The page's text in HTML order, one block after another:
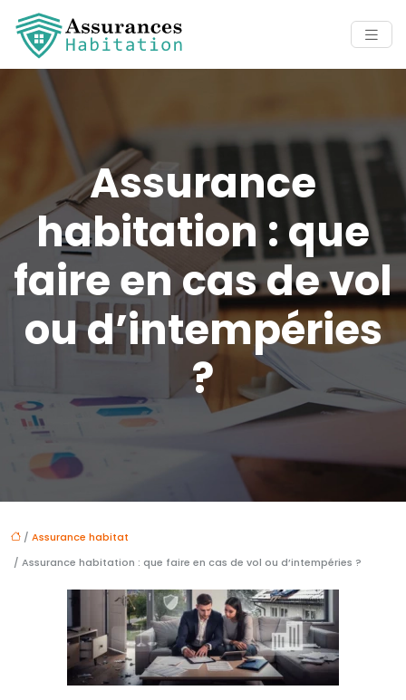
Assurance
habitation : que
faire en cas de vol
ou d’intempéries
?
/ Assurance habitat
/ Assurance habitation : que faire en cas de vol ou d’intempéries ?